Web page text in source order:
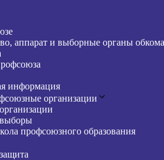
аппарат и выборные органы обкома
информация
организации
профсоюзного образования